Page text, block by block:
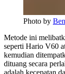
Photo by
Metode ini
seperti Hario V60
kemudian
dituang secara